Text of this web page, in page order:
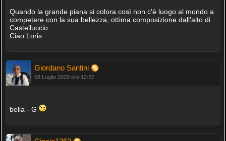
Quando la grande piana si colora così non c'è luogo al mondo a
competere con la sua bellezza, ottima composizione dall'alto di
Castelluccio.
Ciao Loris
Giordano Santini
08 Luglio 2020 ore 12:37
bella - G